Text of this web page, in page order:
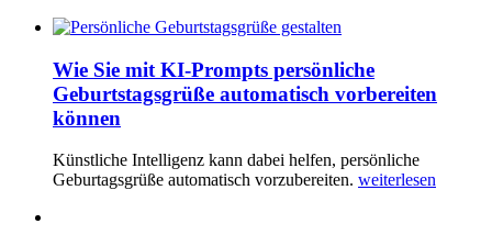
Wie Sie mit KI-Prompts persönliche
Geburtstagsgrüße automatisch vorbereiten
können
Künstliche Intelligenz kann dabei helfen, persönliche
Geburtagsgrüße automatisch vorzubereiten. weiterlesen